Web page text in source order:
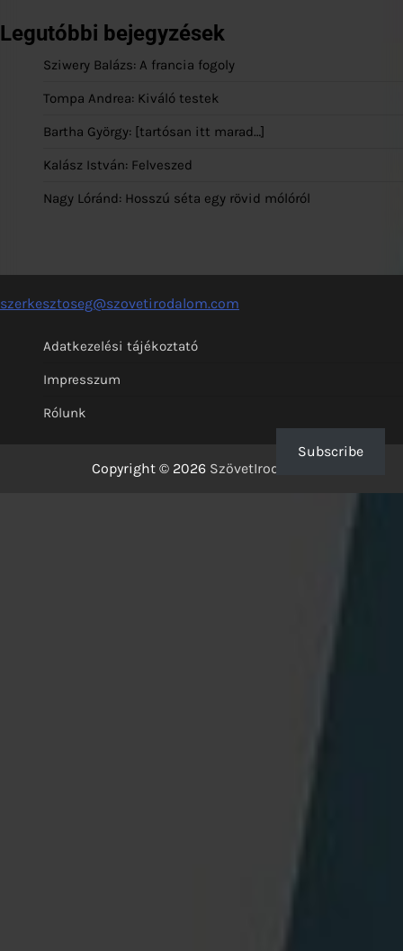
Legutóbbi bejegyzések
Sziwery Balázs: A francia fogoly
Tompa Andrea: Kiváló testek
Bartha György: [tartósan itt marad…]
Kalász István: Felveszed
Nagy Lóránd: Hosszú séta egy rövid mólóról
szerkesztoseg@szovetirodalom.com
Adatkezelési tájékoztató
Impresszum
Rólunk
Copyright © 2026 SzövetIrodalom
Subscribe